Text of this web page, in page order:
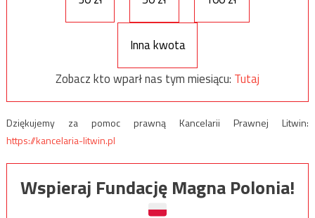
Inna kwota
Zobacz kto wparł nas tym miesiącu: Tutaj
Dziękujemy za pomoc prawną Kancelarii Prawnej Litwin:
https://kancelaria-litwin.pl
Wspieraj Fundację Magna Polonia!